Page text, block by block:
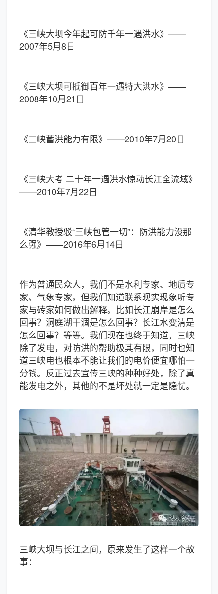
《三峡大坝今年起可防千年一遇洪水》——
2007年5月8日
《三峡大坝可抵御百年一遇特大洪水》——
2008年10月21日
《三峡蓄洪能力有限》——2010年7月20日
《三峡大考 二十年一遇洪水惊动长江全流域》
——2010年7月22日
《清华教授驳“三峡包管一切”：防洪能力没那
么强》——2016年6月14日
作为普通民众人，我们不是水利专家、地质专
家、气象专家，但我们知道联系现实现象听专
家与砖家如何做出解释。比如长江崩岸是怎么
回事？洞庭湖干涸是怎么回事？长江水变清是
怎么回事？等等。我们现在也终于知道，三峡
除了发电，对防洪的帮助极其有限，同时也知
道三峡电也根本不能让我们的电价便宜哪怕一
分钱。反正过去宣传三峡的种种好处，除了真
能发电之外，其他的不是坏处就一定是隐忧。
三峡大坝与长江之间，原来发生了这样一个故
事：